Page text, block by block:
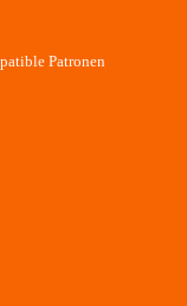
Patronen